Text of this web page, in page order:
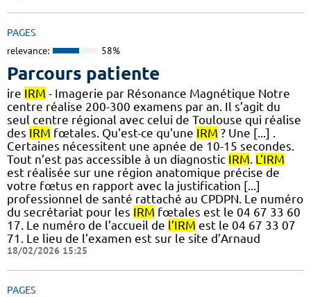
PAGES
relevance: 58%
Parcours patiente
ire IRM - Imagerie par Résonance Magnétique Notre
centre réalise 200-300 examens par an. Il s’agit du
seul centre régional avec celui de Toulouse qui réalise
des IRM fœtales. Qu'est-ce qu'une IRM ? Une [...] .
Certaines nécessitent une apnée de 10-15 secondes.
Tout n’est pas accessible à un diagnostic IRM. L’IRM
est réalisée sur une région anatomique précise de
votre fœtus en rapport avec la justification [...]
professionnel de santé rattaché au CPDPN. Le numéro
du secrétariat pour les IRM fœtales est le 04 67 33 60
17. Le numéro de l’accueil de l’IRM est le 04 67 33 07
71. Le lieu de l’examen est sur le site d’Arnaud
18/02/2026 15:25
PAGES